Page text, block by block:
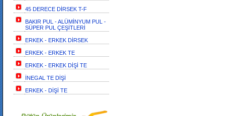
45 DERECE DİRSEK T-F
BAKIR PUL - ALÜMİNYUM PUL -
SÜPER PUL ÇEŞİTLERİ
ERKEK - ERKEK DİRSEK
ERKEK - ERKEK TE
ERKEK - ERKEK DİŞİ TE
İNEGAL TE DİŞİ
ERKEK - DİŞİ TE